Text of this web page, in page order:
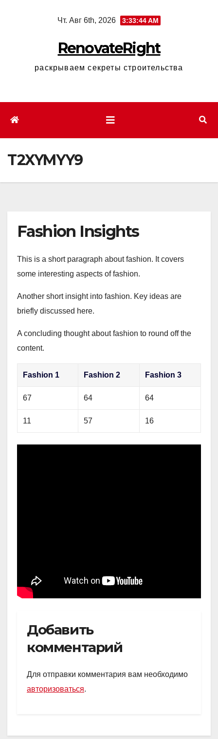
Чт. Авг 6th, 2026 3:33:45 AM
RenovateRight
раскрываем секреты строительства
T2XYMYY9
Fashion Insights
This is a short paragraph about fashion. It covers
some interesting aspects of fashion.
Another short insight into fashion. Key ideas are
briefly discussed here.
A concluding thought about fashion to round off the
content.
Fashion 1 Fashion 2 Fashion 3
67 64 64
11 57 16
Добавить
комментарий
Для отправки комментария вам необходимо
авторизоваться.